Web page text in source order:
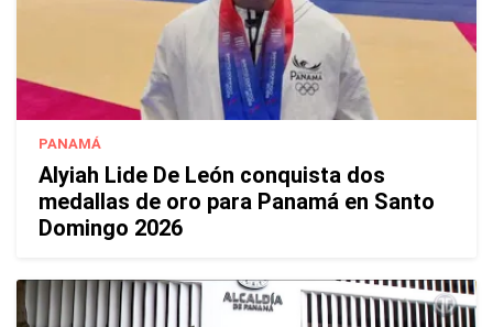
PANAMÁ
Alyiah Lide De León conquista dos
medallas de oro para Panamá en Santo
Domingo 2026